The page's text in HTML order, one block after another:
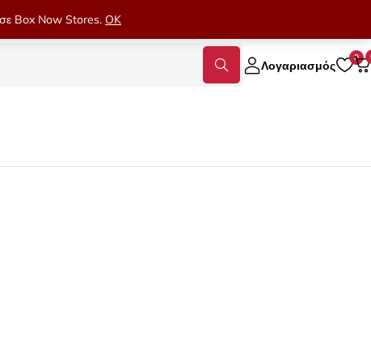
σε Box Now Stores. OK
Λογαριασμός
0